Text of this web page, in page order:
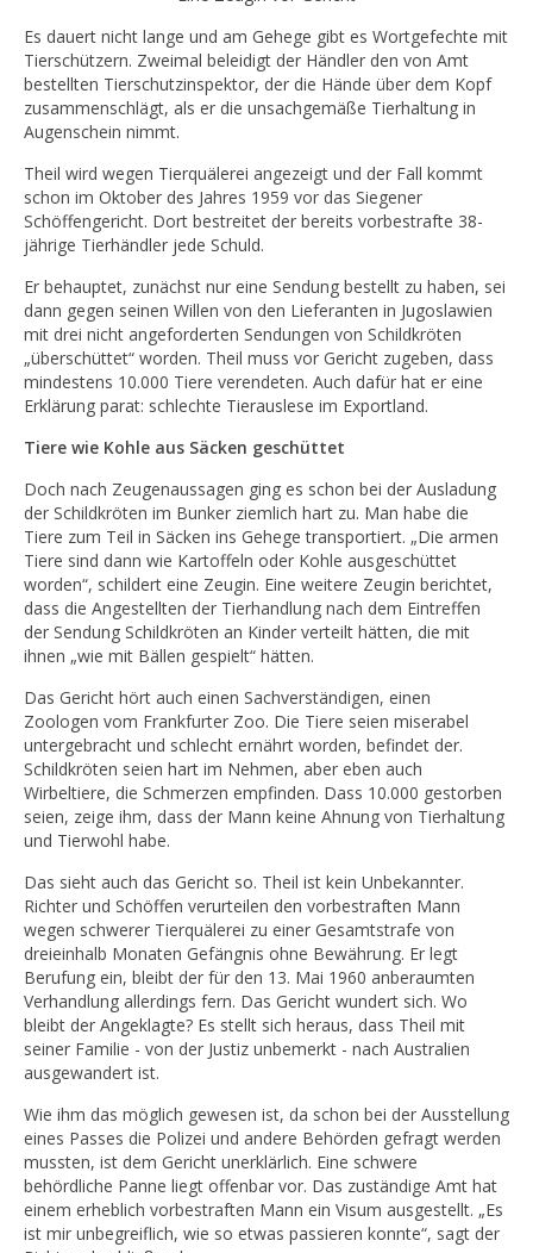
Es dauert nicht lange und am Gehege gibt es Wortgefechte mit
Tierschützern. Zweimal beleidigt der Händler den von Amt
bestellten Tierschutzinspektor, der die Hände über dem Kopf
zusammenschlägt, als er die unsachgemäße Tierhaltung in
Augenschein nimmt.
Theil wird wegen Tierquälerei angezeigt und der Fall kommt
schon im Oktober des Jahres 1959 vor das Siegener
Schöffengericht. Dort bestreitet der bereits vorbestrafte 38-
jährige Tierhändler jede Schuld.
Er behauptet, zunächst nur eine Sendung bestellt zu haben, sei
dann gegen seinen Willen von den Lieferanten in Jugoslawien
mit drei nicht angeforderten Sendungen von Schildkröten
„überschüttet“ worden. Theil muss vor Gericht zugeben, dass
mindestens 10.000 Tiere verendeten. Auch dafür hat er eine
Erklärung parat: schlechte Tierauslese im Exportland.
Tiere wie Kohle aus Säcken geschüttet
Doch nach Zeugenaussagen ging es schon bei der Ausladung
der Schildkröten im Bunker ziemlich hart zu. Man habe die
Tiere zum Teil in Säcken ins Gehege transportiert. „Die armen
Tiere sind dann wie Kartoffeln oder Kohle ausgeschüttet
worden“, schildert eine Zeugin. Eine weitere Zeugin berichtet,
dass die Angestellten der Tierhandlung nach dem Eintreffen
der Sendung Schildkröten an Kinder verteilt hätten, die mit
ihnen „wie mit Bällen gespielt“ hätten.
Das Gericht hört auch einen Sachverständigen, einen
Zoologen vom Frankfurter Zoo. Die Tiere seien miserabel
untergebracht und schlecht ernährt worden, befindet der.
Schildkröten seien hart im Nehmen, aber eben auch
Wirbeltiere, die Schmerzen empfinden. Dass 10.000 gestorben
seien, zeige ihm, dass der Mann keine Ahnung von Tierhaltung
und Tierwohl habe.
Das sieht auch das Gericht so. Theil ist kein Unbekannter.
Richter und Schöffen verurteilen den vorbestraften Mann
wegen schwerer Tierquälerei zu einer Gesamtstrafe von
dreieinhalb Monaten Gefängnis ohne Bewährung. Er legt
Berufung ein, bleibt der für den 13. Mai 1960 anberaumten
Verhandlung allerdings fern. Das Gericht wundert sich. Wo
bleibt der Angeklagte? Es stellt sich heraus, dass Theil mit
seiner Familie - von der Justiz unbemerkt - nach Australien
ausgewandert ist.
Wie ihm das möglich gewesen ist, da schon bei der Ausstellung
eines Passes die Polizei und andere Behörden gefragt werden
mussten, ist dem Gericht unerklärlich. Eine schwere
behördliche Panne liegt offenbar vor. Das zuständige Amt hat
einem erheblich vorbestraften Mann ein Visum ausgestellt. „Es
ist mir unbegreiflich, wie so etwas passieren konnte“, sagt der